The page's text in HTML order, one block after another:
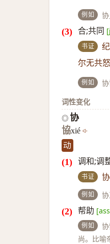
例如
合;共同
书证
尔无共
例如
词性变化
◎ 协
協xié
动
调和;调
书证
例如
帮助
例如
尚。比喻